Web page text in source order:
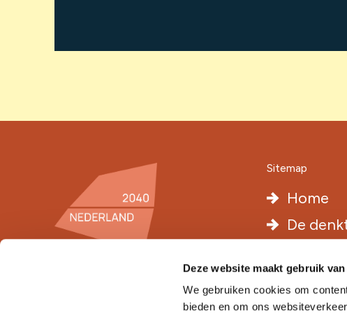
Deze website maakt gebruik
We gebruiken cookies om
bieden en om ons
Denk mee op LinkedIn
Sitemap
Home
De
Het
Nieuws